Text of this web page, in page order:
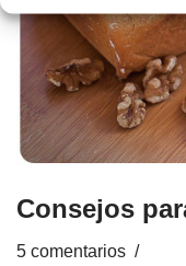
Consejos
5 comentarios